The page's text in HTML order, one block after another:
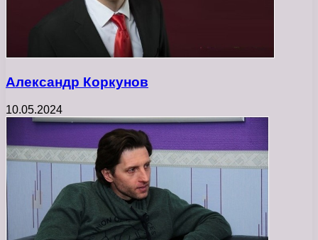
Александр Коркунов
10.05.2024